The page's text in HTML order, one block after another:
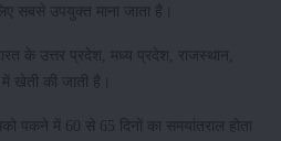
सबसे उपयुक्त माना जाता है।
के उत्तर प्रदेश, मध्य प्रदेश, राजस्थान,
में खेती की जाती है।
पकने में 60 से 65 दिनों का समयांतराल होता